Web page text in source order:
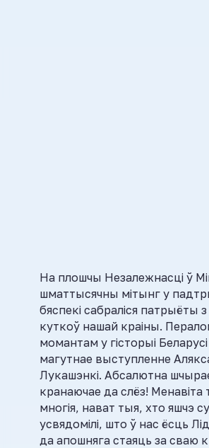
На плошчы Незалежнасці ў
шматтысячны мітынг у
бяспекі сабраліся патрыёты
куткоў нашай краіны.
момантам у гісторыі
магутнае выступленне
Лукашэнкі. Абсалютна
кранаючае да слёз! Менавіта
многія, нават тыя, хто яшчэ
усвядомілі, што ў нас ёсць
да апошняга стаяць за сваю